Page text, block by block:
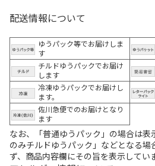
配送情報について
ゆうパック等でお届けしま
す
チルドゆうパックでお届け
します
冷凍ゆうパックでお届けし
ます。
佐川急便でのお届けとなり
ます
なお、「普通ゆうパック」の場合は
のみチルドゆうパック」などとなる場
ず、商品内容欄にその旨を表示してい